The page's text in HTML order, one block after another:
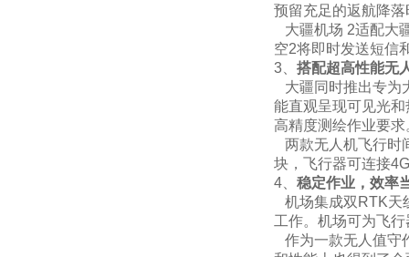
预留充足的返航降落
大疆机场 2适配大
空2将即时发送短信
3、 搭配超高性能无
大疆同时推出专为
能直观呈现可见光
高精度测绘作业要求
两款无人机飞行时
块，飞行器可连接
4、 稳定作业，效率
机场集成双RTK天
工作。机场可为飞
作为一款无人值守